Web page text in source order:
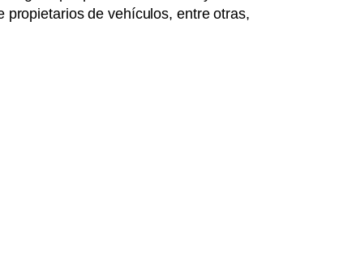
propietarios de vehículos, entre otras,